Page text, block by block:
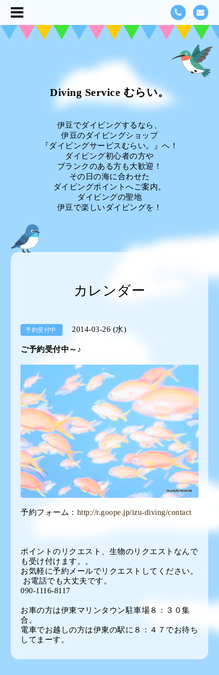
Diving Service むらい。
伊豆でダイビングするなら、
伊豆のダイビングショップ
『ダイビングサービスむらい。』へ！
ダイビング初心者の方や
ブランクのある方も大歓迎！
その日の海に合わせた
ダイビングポイントへご案内。
ダイビングの聖地
伊豆で楽しいダイビングを！
カレンダー
予約受付中 2014-03-26 (水)
ご予約受付中～♪
予約フォーム： http://r.goope.jp/izu-diving/contact
ポイントのリクエスト、生物のリクエストなんで
も受け付けます。。
お気軽に予約メールでリクエストしてください。
お電話でも大丈夫です。
090-1116-8117
お車の方は伊東マリンタウン駐車場８：３０集
合。
電車でお越しの方は伊東の駅に８：４７でお待ち
してまーす。